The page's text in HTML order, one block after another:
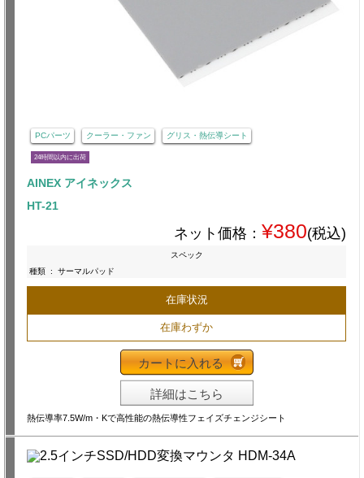
PCパーツ クーラー・ファン グリス・熱伝導シート
24時間以内に出荷
AINEX アイネックス
HT-21
ネット価格： ¥380(税込)
スペック
種類 : サーマルパッド
在庫状況
在庫わずか
カートに入れる
詳細はこちら
熱伝導率7.5W/m・Kで高性能の熱伝導性フェイズチェンジシート